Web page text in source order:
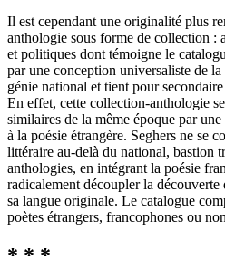
Il est cependant une originalité plus
anthologie sous forme de collection :
et politiques dont témoigne le
par une conception universaliste de
génie national et tient pour
En effet, cette collection-anthologie
similaires de la même époque par
à la poésie étrangère. Seghers ne se
littéraire au-delà du national, bastion
anthologies, en intégrant la poésie
radicalement découpler la découverte
sa langue originale. Le catalogue
poètes étrangers, francophones ou
* * *